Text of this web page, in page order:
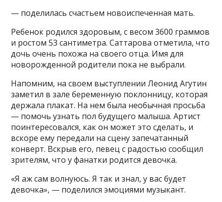
— поделилась счастьем новоиспеченная мать.
Ребенок родился здоровым, с весом 3600 граммов
и ростом 53 сантиметра. Саттарова отметила, что
дочь очень похожа на своего отца. Имя для
новорожденной родители пока не выбрали.
Напомним, на своем выступлении Леонид Агутин
заметил в зале беременную поклонницу, которая
держала плакат. На нем была необычная просьба
— помочь узнать пол будущего малыша. Артист
поинтересовался, как он может это сделать, и
вскоре ему передали на сцену запечатанный
конверт. Вскрыв его, певец с радостью сообщил
зрителям, что у фанатки родится девочка.
«Я аж сам волнуюсь. Я так и знал, у вас будет
девочка», — поделился эмоциями музыкант.